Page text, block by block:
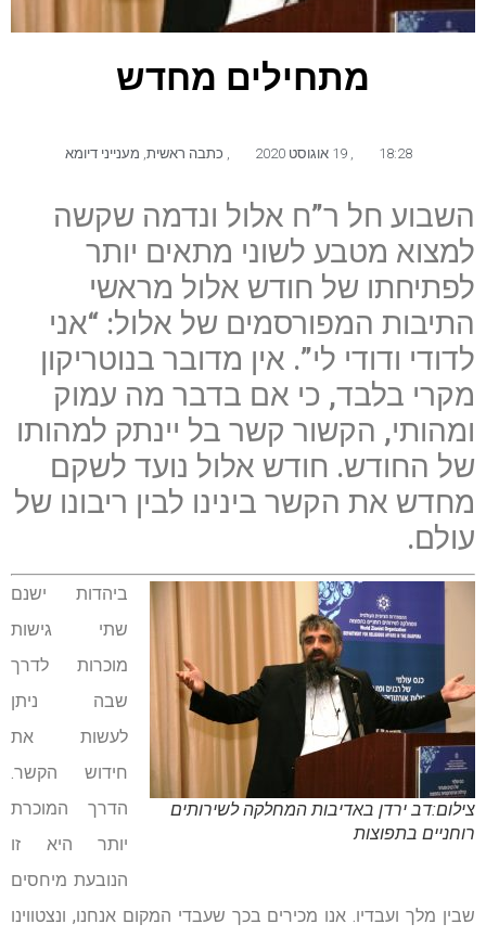
מתחילים מחדש
18:28 כתבה ראשית מענייני דיומא
השבוע חל ר”ח אלול ונדמה שקשה
למצוא מטבע לשוני מתאים יותר
לפתיחתו של חודש אלול מראשי
התיבות המפורסמים של אלול: “אני
לדודי ודודי לי”. אין מדובר בנוטריקון
מקרי בלבד, כי אם בדבר מה עמוק
ומהותי, הקשור קשר בל יינתק למהותו
של החודש. חודש אלול נועד לשקם
מחדש את הקשר בינינו לבין ריבונו של
עולם.
צילום:דב ירדן באדיבות המחלקה לשירותים
רוחניים בתפוצות
ביהדות ישנם
שתי גישות
מוכרות לדרך
שבה ניתן
לעשות את
חידוש הקשר.
הדרך המוכרת
יותר היא זו
הנובעת מיחסים
שבין מלך ועבדיו. אנו מכירים בכך שעבדי המקום אנחנו, ונצטווינו